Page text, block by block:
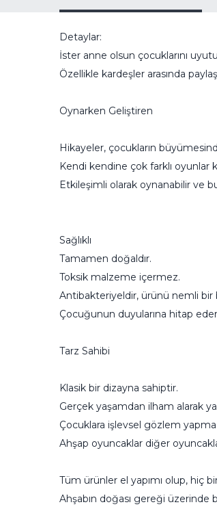
Detaylar:
İster anne olsun çocuklarını
Özellikle kardeşler arasında
Oynarken Geliştiren
Hikayeler, çocukların
Kendi kendine çok farklı oyunlar
Etkileşimli olarak oynanabilir ve
Sağlıklı
Tamamen doğaldır.
Toksik malzeme içermez.
Antibakteriyeldir, ürünü nemli bir
Çocuğunun duyularına hitap
Tarz Sahibi
Klasik bir dizayna sahiptir.
Gerçek yaşamdan ilham alarak
Çocuklara işlevsel gözlem yapma
Ahşap oyuncaklar diğer
Tüm ürünler el yapımı olup, hiç
Ahşabın doğası gereği üzerinde